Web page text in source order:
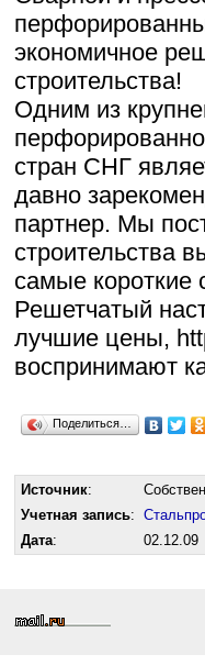
экономичное
строительства!
Одним из
стран СНГ
давно
партнер. Мы
строительства
самые короткие
Решетчатый
лучшие цены,
воспринимают
Поделиться…
Источник:
Учетная запись:
Дата: 02.12.09